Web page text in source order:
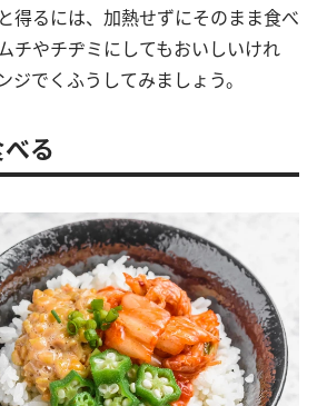
得るには、加熱せずにそのまま食べ
チやチヂミにしてもおいしいけれ
ジでくふうしてみましょう。
る